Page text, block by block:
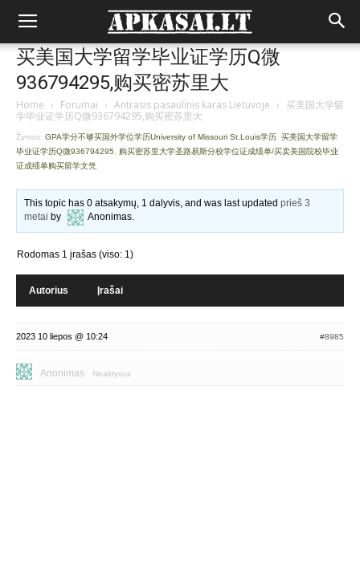
买美国大学留学毕业证学历Q微
936794295,购买密苏里大
Home › Forumai › Antrasis pasaulinis karas Lietuvoje › 买美国大学留
学毕业证学历Q微936794295,购买密苏里大
Žymos: GPA学分不够买国外学位学历University of Missouri St.Louis学历 买美国大学留学
毕业证学历Q微936794295
购买密苏里大学圣路易斯分校学位证成绩单/买卖美国院校毕业
证成绩单购买留学文凭
This topic has 0 atsakymų, 1 dalyvis, and was last updatedprieš 3
metai by Anonimas.
Rodomas 1 įrašas (viso: 1)
Autorius Įrašai
2023 10 liepos @ 10:24 #8985
Anonimas Neaktyvus